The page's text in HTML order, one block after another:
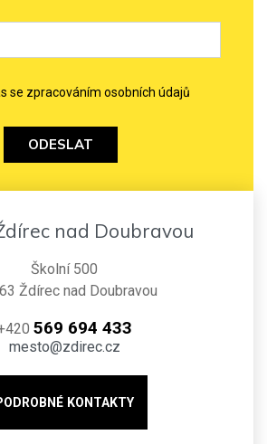
se zpracováním osobních údajů
ODESLAT
nad Doubravou
Školní 500
Ždírec nad Doubravou
569 694 433
mesto@zdirec.cz
KONTAKTY